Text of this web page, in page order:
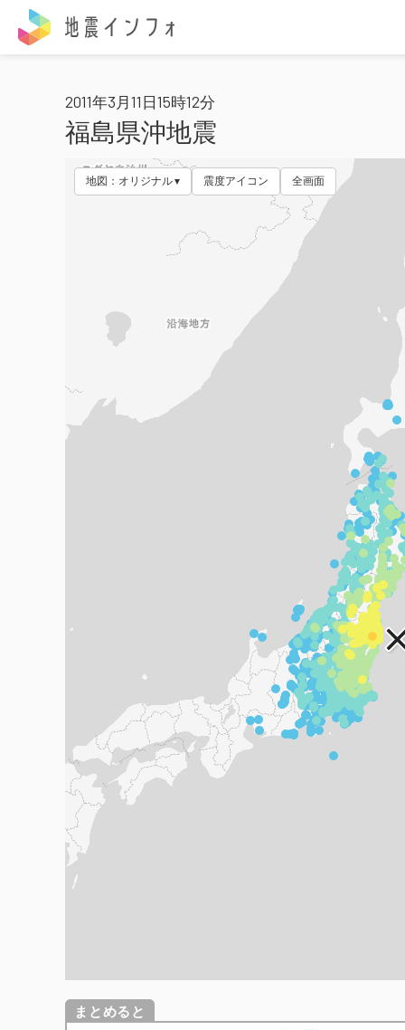
2011年3月11日15時12分
福島県沖地震
地図：オリジナル 震度アイコン 全画面
概要